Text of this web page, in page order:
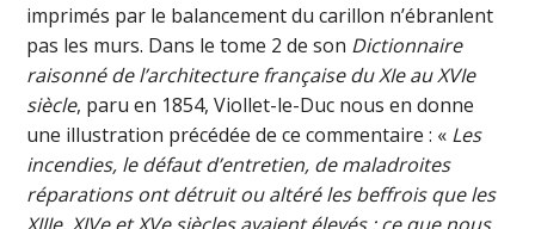
imprimés par le balancement du carillon n’ébranlent
pas les murs. Dans le tome 2 de son Dictionnaire
raisonné de l’architecture française du XIe au XVIe
siècle, paru en 1854, Viollet-le-Duc nous en donne
une illustration précédée de ce commentaire : « Les
incendies, le défaut d’entretien, de maladroites
réparations ont détruit ou altéré les beffrois que les